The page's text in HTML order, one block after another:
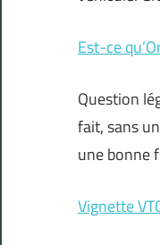
Est-ce
Question
fait, sans
une bonne
Vignette